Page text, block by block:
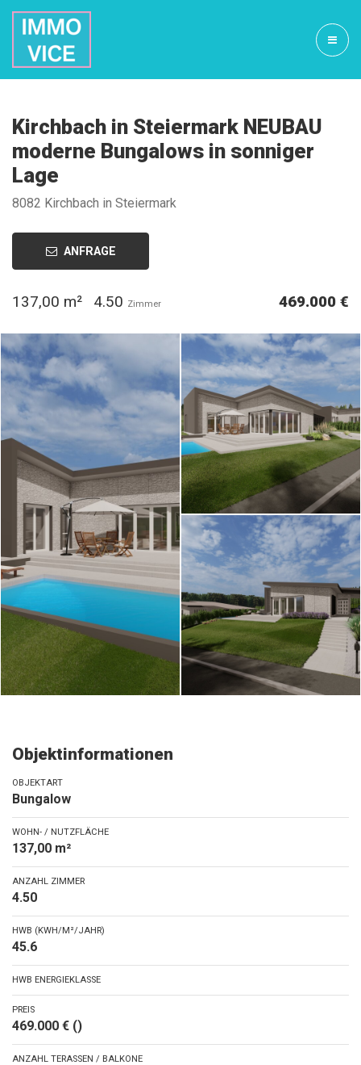
Kirchbach in Steiermark NEUBAU
moderne Bungalows in sonniger
Lage
8082 Kirchbach in Steiermark
ANFRAGE
137,00 m² 4.50 Zimmer 469.000 €
Objektinformationen
OBJEKTART
Bungalow
WOHN- / NUTZFLÄCHE
137,00 m²
ANZAHL ZIMMER
4.50
HWB (KWH/M²/JAHR)
45.6
HWB ENERGIEKLASSE
PREIS
469.000 € ()
ANZAHL TERASSEN / BALKONE